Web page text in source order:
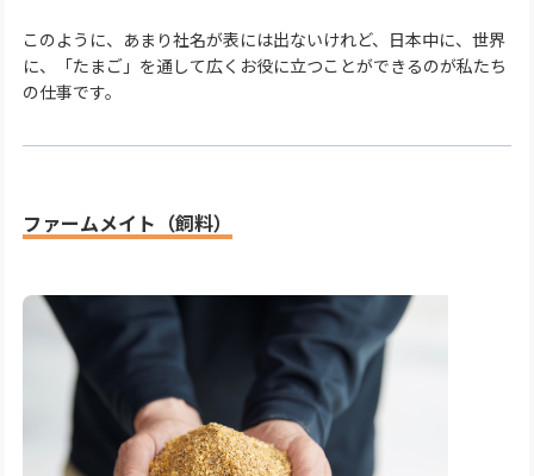
このように、あまり社名が表には出ないけれど、日本中に、世界
に、「たまご」を通して広くお役に立つことができるのが私たち
の仕事です。
ファームメイト（飼料）